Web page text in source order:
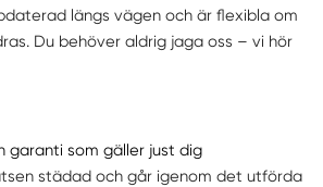
längs vägen och är flexibla om
Du behöver aldrig jaga oss – vi hör
garanti som gäller just dig
städad och går igenom det utförda